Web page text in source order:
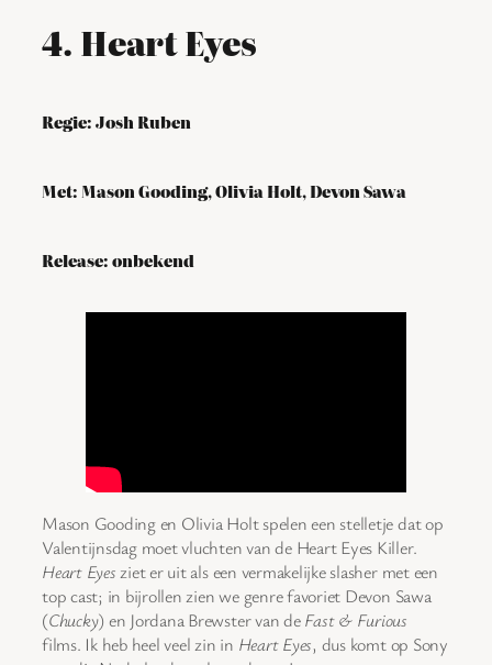
4. Heart Eyes
Regie: Josh Ruben
Met: Mason Gooding, Olivia Holt, Devon Sawa
Release: onbekend
Mason Gooding en Olivia Holt spelen een stelletje dat op
Valentijnsdag moet vluchten van de Heart Eyes Killer.
Heart Eyesziet er uit als een vermakelijke slasher met een
top cast; in bijrollen zien we genre favoriet Devon Sawa
(Chucky) en Jordana Brewster van deFast & Furious
films. Ik heb heel veel zin in Heart Eyes, dus komt op Sony